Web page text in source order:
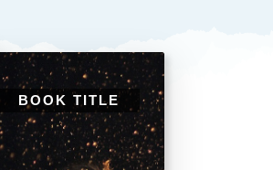
BOOK TITLE